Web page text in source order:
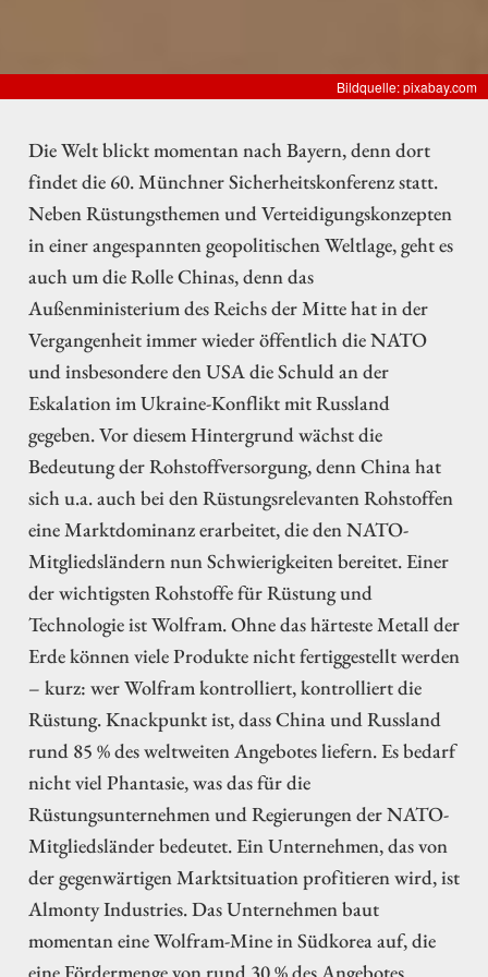
Bildquelle: pixabay.com
Die Welt blickt momentan nach Bayern, denn dort
findet die 60. Münchner Sicherheitskonferenz statt.
Neben Rüstungsthemen und Verteidigungskonzepten
in einer angespannten geopolitischen Weltlage, geht es
auch um die Rolle Chinas, denn das
Außenministerium des Reichs der Mitte hat in der
Vergangenheit immer wieder öffentlich die NATO
und insbesondere den USA die Schuld an der
Eskalation im Ukraine-Konflikt mit Russland
gegeben. Vor diesem Hintergrund wächst die
Bedeutung der Rohstoffversorgung, denn China hat
sich u.a. auch bei den Rüstungsrelevanten Rohstoffen
eine Marktdominanz erarbeitet, die den NATO-
Mitgliedsländern nun Schwierigkeiten bereitet. Einer
der wichtigsten Rohstoffe für Rüstung und
Technologie ist Wolfram. Ohne das härteste Metall der
Erde können viele Produkte nicht fertiggestellt werden
– kurz: wer Wolfram kontrolliert, kontrolliert die
Rüstung. Knackpunkt ist, dass China und Russland
rund 85 % des weltweiten Angebotes liefern. Es bedarf
nicht viel Phantasie, was das für die
Rüstungsunternehmen und Regierungen der NATO-
Mitgliedsländer bedeutet. Ein Unternehmen, das von
der gegenwärtigen Marktsituation profitieren wird, ist
Almonty Industries. Das Unternehmen baut
momentan eine Wolfram-Mine in Südkorea auf, die
eine Fördermenge von rund 30 % des Angebotes